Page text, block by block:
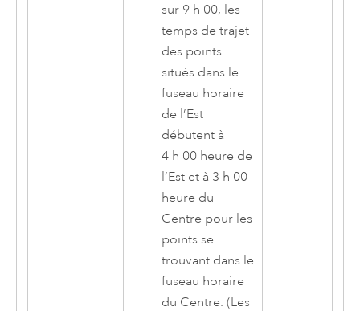
sur 9 h 00, les
temps de trajet
des points
situés dans le
fuseau horaire
de l’Est
débutent à
4 h 00 heure de
l’Est et à 3 h 00
heure du
Centre pour les
points se
trouvant dans le
fuseau horaire
du Centre. (Les